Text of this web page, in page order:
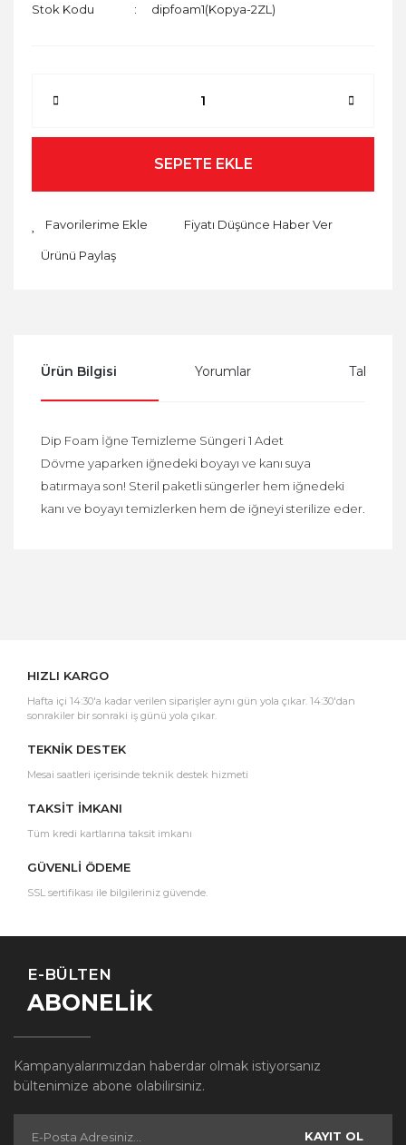
Stok Kodu dipfoam1(Kopya-2ZL)
SEPETE EKLE
Fiyatı Düşünce Haber Ver
Ürünü Paylaş
Ürün Bilgisi Yorumlar Taksit
Dip Foam İğne Temizleme Süngeri 1 Adet
Dövme yaparken iğnedeki boyayı ve kanı suya
batırmaya son! Steril paketli süngerler hem iğnedeki
kanı ve boyayı temizlerken hem de iğneyi sterilize eder.
HIZLI KARGO
Hafta içi 14:30'a kadar verilen siparişler aynı gün yola çıkar. 14:30'dan
sonrakiler bir sonraki iş günü yola çıkar.
TEKNİK DESTEK
Mesai saatleri içerisinde teknik destek hizmeti
TAKSİT İMKANI
Tüm kredi kartlarına taksit imkanı
GÜVENLİ ÖDEME
SSL sertifikası ile bilgileriniz güvende.
E-BÜLTEN
ABONELİK
Kampanyalarımızdan haberdar olmak istiyorsanız
bültenimize abone olabilirsiniz.
KAYIT OL